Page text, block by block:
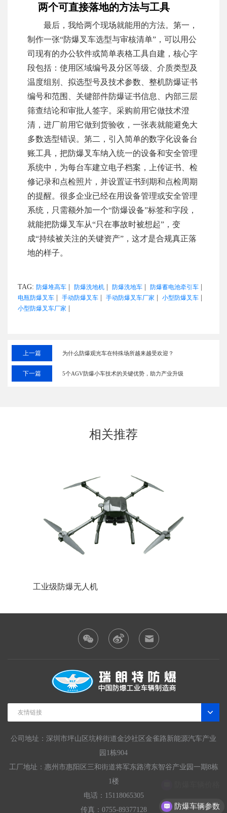
两个可直接落地的方法与工具
最后，我给两个现场就能用的方法。第一，
制作一张“防爆叉车选型与审核清单”，可以用公
司现有的办公软件或简单表格工具自建，核心字
段包括：使用区域编号及分区等级、介质类型及
温度组别、拟选型号及技术参数、整机防爆证书
编号和范围、关键部件防爆证书信息、内部三层
筛查结论和审批人签字。采购前用它做技术澄
清，进厂前用它做到货验收，一张表就能避免大
多数选型错误。第二，引入简单的数字化设备台
账工具，把防爆叉车纳入统一的设备和安全管理
系统中，为每台车建立电子档案，上传证书、检
修记录和点检照片，并设置证书到期和点检周期
的提醒。很多企业已经在用设备管理或安全管理
系统，只需额外加一个“防爆设备”标签和字段，
就能把防爆叉车从“只在事故时被想起”，变
成“持续被关注的关键资产”，这才是合规真正落
地的样子。
TAG: 防爆堆高车 防爆洗地机 防爆洗地车 防爆蓄电池牵引车
电瓶防爆叉车 手动防爆叉车 手动防爆叉车厂家 小型防爆叉车
小型防爆叉车厂家
上一篇 为什么防爆观光车在特殊场所越来越受欢迎？
下一篇 5个AGV防爆小车技术的关键优势，助力产业升级
相关推荐
工业级防爆无人机
友情链接
公司地址：深圳市坪山区坑梓街道金沙社区金雀路新能源汽车产业
园1栋904
工厂地址：惠州市惠阳区三和街道将军东路湾东智谷产业园一期8栋
1楼
电话：15118065305
传真：0755-89377128
防爆车辆参数